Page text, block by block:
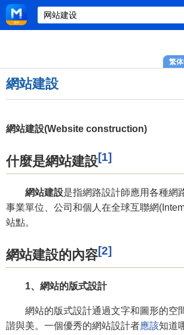
繁
網站建設
網站建設(Website construction)
什麼是網站建設[1]
網站建設是指網路設計師應用各種網
事業單位、公司和個人在全球互聯網
站點。
網站建設的內容[2]
1、網站的版式設計
網站的版式設計通過文字和圖形的空
諧與美。一個優秀的網站設計者應該知道